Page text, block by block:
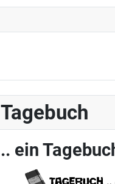
Tagebuch
.. ein